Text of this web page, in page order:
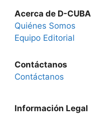
Acerca de D-CUBA
Quiénes Somos
Equipo Editorial
Contáctanos
Contáctanos
Información Legal